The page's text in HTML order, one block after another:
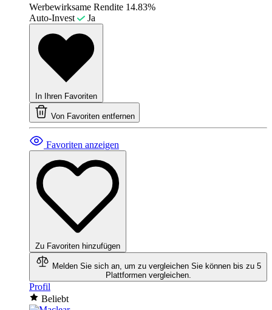
Werbewirksame Rendite 14.83%
Auto-Invest
Ja
In Ihren Favoriten
Von Favoriten entfernen
Favoriten anzeigen
Zu Favoriten hinzufügen
Melden Sie sich an, um zu vergleichen Sie können bis zu 5
Plattformen vergleichen.
Profil
Beliebt